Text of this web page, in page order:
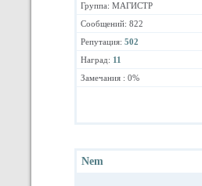
Группа: МАГИСТР
Сообщений: 822
Репутация: 502
Наград: 11
Замечания : 0%
Nеm